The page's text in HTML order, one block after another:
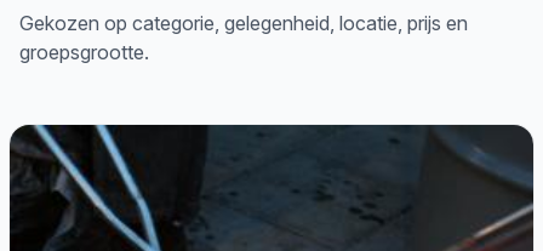
Gekozen op categorie, gelegenheid, locatie, prijs en
groepsgrootte.